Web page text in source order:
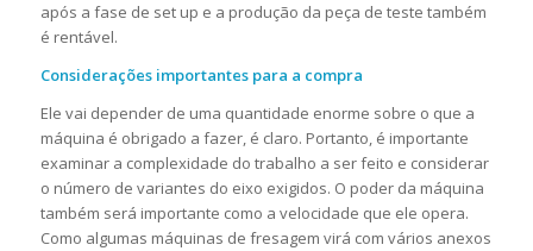
após a fase de set up e a produção da peça de teste também
é rentável.
Considerações importantes para a compra
Ele vai depender de uma quantidade enorme sobre o que a
máquina é obrigado a fazer, é claro. Portanto, é importante
examinar a complexidade do trabalho a ser feito e considerar
o número de variantes do eixo exigidos. O poder da máquina
também será importante como a velocidade que ele opera.
Como algumas máquinas de fresagem virá com vários anexos